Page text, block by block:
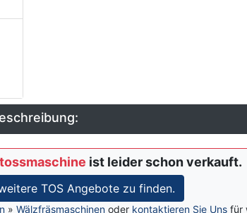
ist leider schon verkauft.
TOS Angebote zu finden.
» Wälzfräsmaschinenoder kontaktieren Sie Unsfür